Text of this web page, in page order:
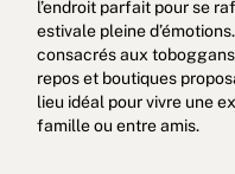
l’endroit parfait pour se
estivale pleine
consacrés aux
repos et boutiques
lieu idéal pour vivre une
famille ou entre amis.